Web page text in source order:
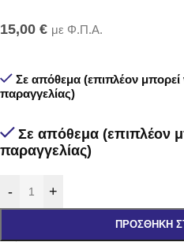
15,00 € με Φ.Π.Α.
Σε απόθεμα (επιπλέον μπορεί
παραγγελίας)
Σε απόθεμα (επιπλέον
παραγγελίας)
- +
ΠΡΟΣΘΉΚΗ